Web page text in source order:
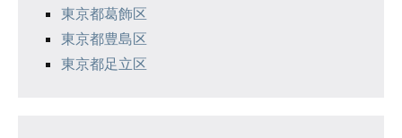
東京都葛飾区
東京都豊島区
東京都足立区